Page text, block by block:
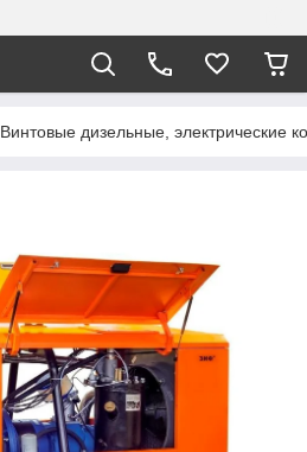
Винтовые дизельные, электрические